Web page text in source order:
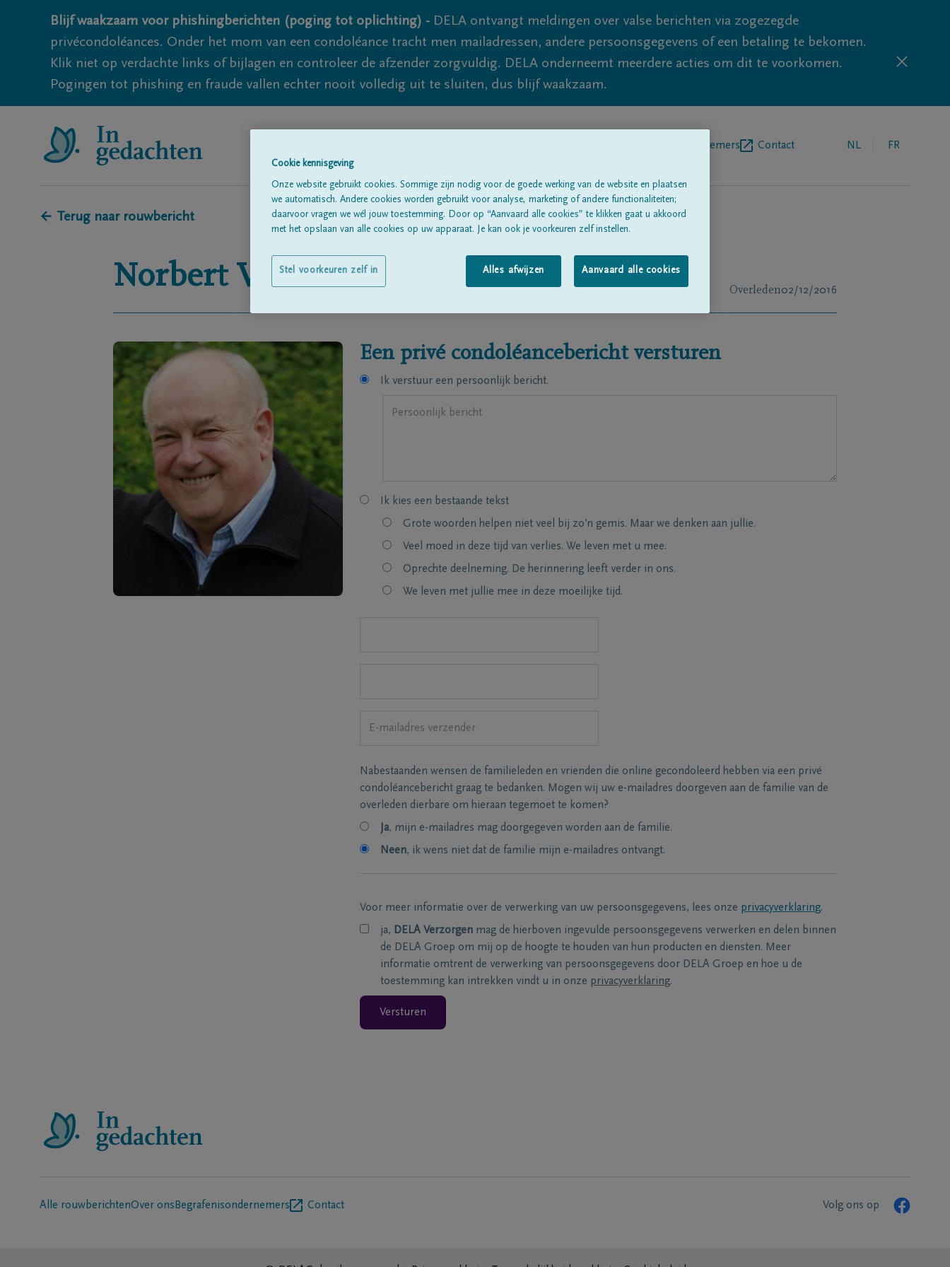
Blijf waakzaam voor phishingberichten (poging tot oplichting) - DELA ontvangt meldingen over valse berichten via zogezegde
privécondoléances. Onder het mom van een condoléance tracht men mailadressen, andere persoonsgegevens of een betaling te bekomen.
Klik niet op verdachte links of bijlagen en controleer de afzender zorgvuldig. DELA onderneemt meerdere acties om dit te voorkomen.
Pogingen tot phishing en fraude vallen echter nooit volledig uit te sluiten, dus blijf waakzaam.
Begrafenisondernemers Contact NL FR
← Terug naar rouwbericht
Norbert Vannieuwkerke Overleden02/12/2016
Een privé condoléancebericht versturen
Ik verstuur een persoonlijk bericht.
Ik kies een bestaande tekst
Grote woorden helpen niet veel bij zo’n gemis. Maar we denken aan jullie.
Veel moed in deze tijd van verlies. We leven met u mee.
Oprechte deelneming. De herinnering leeft verder in ons.
We leven met jullie mee in deze moeilijke tijd.
Nabestaanden wensen de familieleden en vrienden die online gecondoleerd hebben via een privé
condoléancebericht graag te bedanken. Mogen wij uw e-mailadres doorgeven aan de familie van de
overleden dierbare om hieraan tegemoet te komen?
Ja, mijn e-mailadres mag doorgegeven worden aan de familie.
Neen, ik wens niet dat de familie mijn e-mailadres ontvangt.
Voor meer informatie over de verwerking van uw persoonsgegevens, lees onze privacyverklaring.
ja, DELA Verzorgen mag de hierboven ingevulde persoonsgegevens verwerken en delen binnen
de DELA Groep om mij op de hoogte te houden van hun producten en diensten. Meer
informatie omtrent de verwerking van persoonsgegevens door DELA Groep en hoe u de
toestemming kan intrekken vindt u in onze privacyverklaring.
Versturen
Alle rouwberichtenOver ons Begrafenisondernemers Contact Volg ons op
Cookie kennisgeving
Onze website gebruikt cookies. Sommige zijn nodig voor de goede werking van de website en plaatsen
we automatisch. Andere cookies worden gebruikt voor analyse, marketing of andere functionaliteiten;
daarvoor vragen we wél jouw toestemming. Door op “Aanvaard alle cookies” te klikken gaat u akkoord
met het opslaan van alle cookies op uw apparaat. Je kan ook je voorkeuren zelf instellen.
Alles afwijzen Aanvaard alle cookies
Stel voorkeuren zelf in